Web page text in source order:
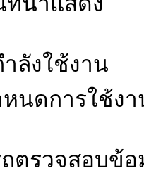
งใช้งาน
หนดการใช้
ตรวจสอบข้